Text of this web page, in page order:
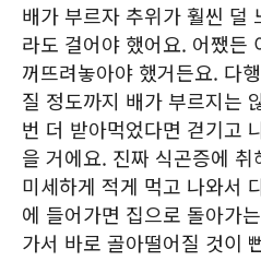
배가 부르자 추위가 훨씬 덜
라도 걸어야 했어요. 어쨌든
꺼뜨려놓아야 했거든요. 다
질 정도까지 배가 부르지는
번 더 받아먹었다면 걷기고
을 거에요. 진짜 식곤증에
미세하게 적게 먹고 나와서
에 들어가면 집으로 돌아가
가서 바로 골아떨어질 것이